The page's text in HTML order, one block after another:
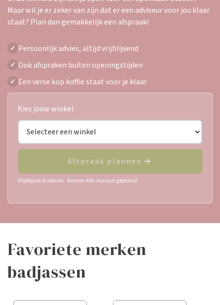
Maar wil je er zeker van zijn dat er een adviseur voor jou klaar
staat? Plan dan gemakkelijk een afspraak!
Kies jouw winkel
Afspraak plannen
Vrijblijvend advies - binnen één minuut gepland
✓ Persoonlijk advies, altijd vrijblijvend
✓ Ook afspraken buiten openingstijden
✓ Een verse kop koffie staat voor je klaar
favoriete merken
badjassen